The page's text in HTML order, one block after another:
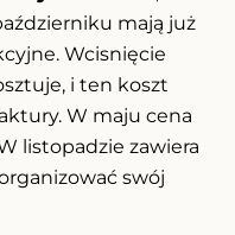
mają już
Wcisnięcie
i ten koszt
W maju cena
listopadzie zawiera
swój